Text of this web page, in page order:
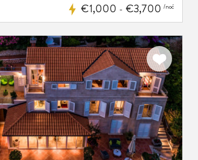
€1,000 - €3,700 /noć